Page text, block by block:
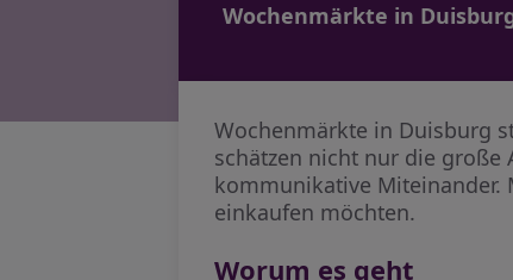
Wochenmärkte in
Wochenmärkte in Duisburg
schätzen nicht nur die große
kommunikative Miteinander.
einkaufen möchten.
Worum es geht